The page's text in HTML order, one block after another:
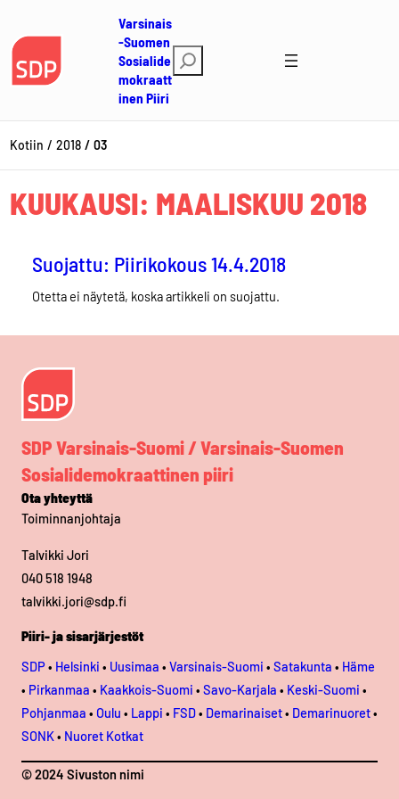
sisältöön
Varsinais
-Suomen
Sosialide
mokraatt
inen Piiri
t
i
Kotiin 2018 03
KUUKAUSI: MAALISKUU 2018
Suojattu: Piirikokous 14.4.2018
Otetta ei näytetä, koska artikkeli on suojattu.
SDP Varsinais-Suomi / Varsinais-Suomen
Sosialidemokraattinen piiri
Ota yhteyttä
Toiminnanjohtaja
Talvikki Jori
040 518 1948
talvikki.jori@sdp.fi
Piiri- ja sisarjärjestöt
SDP• Helsinki • Uusimaa • Varsinais-Suomi • Satakunta • Häme
• Pirkanmaa • Kaakkois-Suomi • Savo-Karjala • Keski-Suomi •
Pohjanmaa • Oulu • Lappi • FSD• Demarinaiset• Demarinuoret•
SONK• Nuoret Kotkat
© 2024 Sivuston nimi